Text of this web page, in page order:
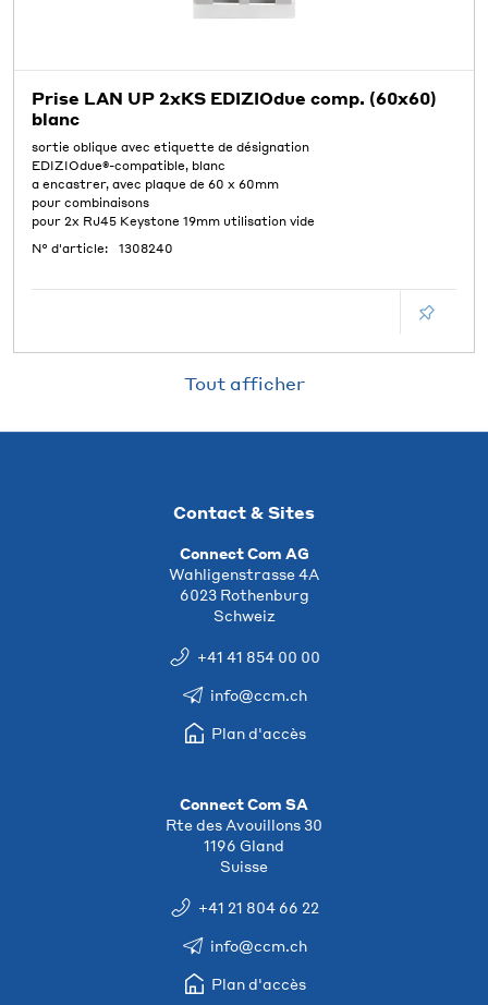
Prise LAN UP 2xKS EDIZIOdue comp. (60x60)
blanc
sortie oblique avec etiquette de désignation
EDIZIOdue®-compatible, blanc
a encastrer, avec plaque de 60 x 60mm
pour combinaisons
pour 2x RJ45 Keystone 19mm utilisation vide
N° d'article:
1308240
Tout afficher
Contact & Sites
Connect Com AG
Wahligenstrasse 4A
6023 Rothenburg
Schweiz
+41 41 854 00 00
info@ccm.ch
Plan d'accès
Connect Com SA
Rte des Avouillons 30
1196 Gland
Suisse
+41 21 804 66 22
info@ccm.ch
Plan d'accès